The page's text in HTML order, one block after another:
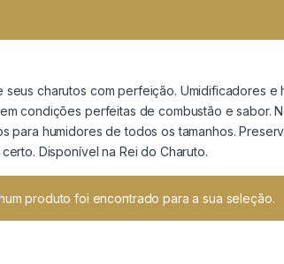
seus charutos com perfeição. Umidificadores
condições perfeitas de combustão e sabor.
para humidores de todos os tamanhos.
Disponível na Rei do Charuto.
produto foi encontrado para a sua seleção.